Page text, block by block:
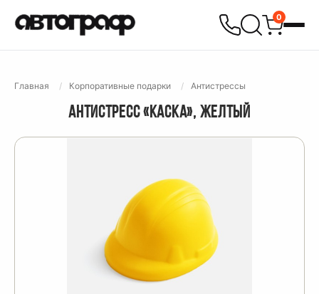
0
Главная Корпоративные подарки Антистрессы
АНТИСТРЕСС «КАСКА», ЖЕЛТЫЙ